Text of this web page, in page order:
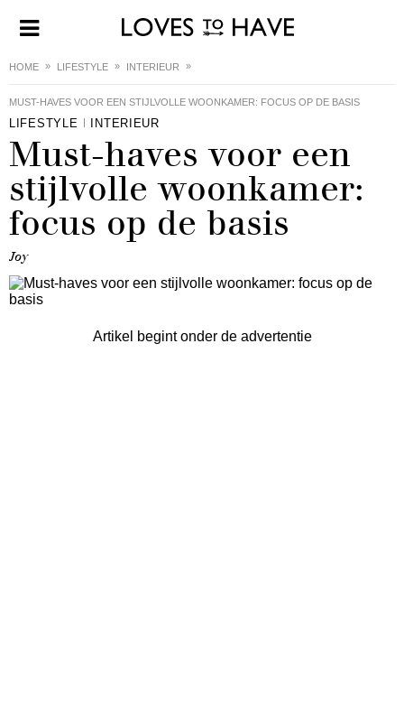
HOME LIFESTYLE INTERIEUR
MUST-HAVES VOOR EEN STIJLVOLLE WOONKAMER: FOCUS OP DE BASIS
LIFESTYLE INTERIEUR
Must-haves voor een
stijlvolle woonkamer:
focus op de basis
Joy
Artikel begint onder de advertentie